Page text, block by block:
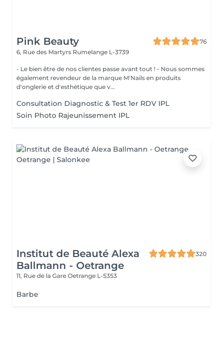
Pink Beauty
76
6, Rue des Martyrs Rumelange L-3739
- Le bien être de nos clientes passe avant tout ! - Nous sommes
également revendeur de la marque M'Nails en produits
d'onglerie et d'esthétique que v...
Consultation Diagnostic & Test 1er RDV IPL
Soin Photo Rajeunissement IPL
Institut de Beauté Alexa
Ballmann - Oetrange
320
11, Rue de la Gare Oetrange L-5353
Barbe